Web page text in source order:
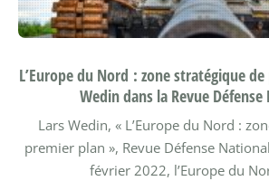
L’Europe du Nord : zone stratégique
Wedin dans la Revue
Lars Wedin, « L’Europe du Nord :
premier plan », Revue Défense
février 2022, l’Europe du